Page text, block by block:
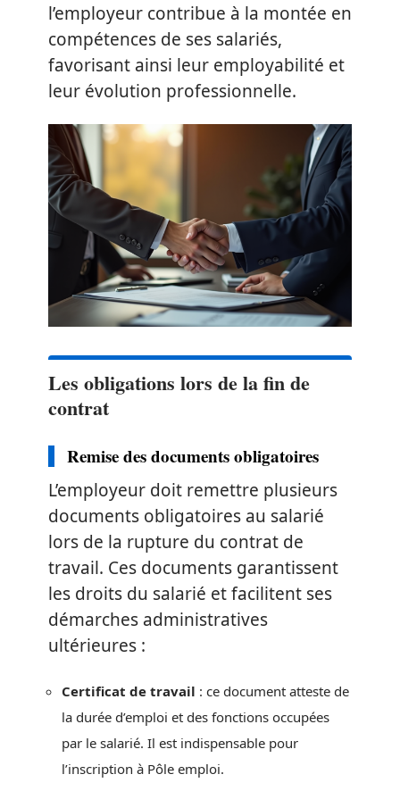
l’employeur contribue à la montée en
compétences de ses salariés,
favorisant ainsi leur employabilité et
leur évolution professionnelle.
Les obligations lors de la fin de
contrat
Remise des documents obligatoires
L’employeur doit remettre plusieurs
documents obligatoires au salarié
lors de la rupture du contrat de
travail. Ces documents garantissent
les droits du salarié et facilitent ses
démarches administratives
ultérieures :
Certificat de travail : ce document atteste de
la durée d’emploi et des fonctions occupées
par le salarié. Il est indispensable pour
l’inscription à Pôle emploi.